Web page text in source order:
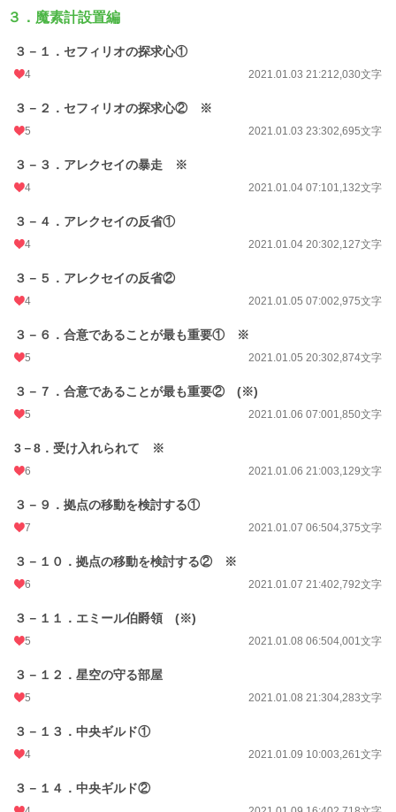
３．魔素計設置編
３－１．セフィリオの探求心①
4 2021.01.03 21:212,030文字
３－２．セフィリオの探求心② ※
5 2021.01.03 23:302,695文字
３－３．アレクセイの暴走 ※
4 2021.01.04 07:101,132文字
３－４．アレクセイの反省①
4 2021.01.04 20:302,127文字
３－５．アレクセイの反省②
4 2021.01.05 07:002,975文字
３－６．合意であることが最も重要① ※
5 2021.01.05 20:302,874文字
３－７．合意であることが最も重要② (※)
5 2021.01.06 07:001,850文字
3－8．受け入れられて ※
6 2021.01.06 21:003,129文字
３－９．拠点の移動を検討する①
7 2021.01.07 06:504,375文字
３－１０．拠点の移動を検討する② ※
6 2021.01.07 21:402,792文字
３－１１．エミール伯爵領 (※)
5 2021.01.08 06:504,001文字
３－１２．星空の守る部屋
5 2021.01.08 21:304,283文字
３－１３．中央ギルド①
4 2021.01.09 10:003,261文字
３－１４．中央ギルド②